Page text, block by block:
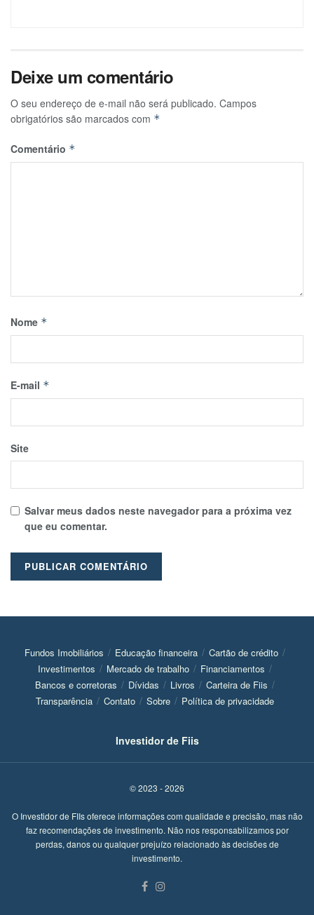
Deixe um comentário
O seu endereço de e-mail não será publicado. Campos
obrigatórios são marcados com *
Comentário *
Nome *
E-mail *
Site
Salvar meus dados neste navegador para a próxima vez
que eu comentar.
Fundos Imobiliários Educação financeira
Cartão de crédito
Investimentos
Mercado de trabalho
Financiamentos
Bancos e corretoras
Dívidas Livros
Carteira de Fiis
Transparência
Contato Sobre Política de privacidade
Investidor de Fiis
© 2023 - 2026
O Investidor de FIIs oferece informações com qualidade e precisão, mas não
faz recomendações de investimento. Não nos responsabilizamos por
perdas, danos ou qualquer prejuízo relacionado às decisões de
investimento.